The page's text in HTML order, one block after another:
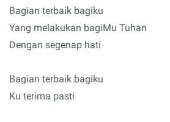
Bagian terbaik bagiku
Yang melakukan bagiMu Tuhan
Dengan segenap hati
Bagian terbaik bagiku
Ku terima pasti